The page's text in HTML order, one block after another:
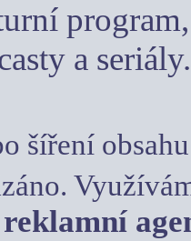
a seriály.
šíření